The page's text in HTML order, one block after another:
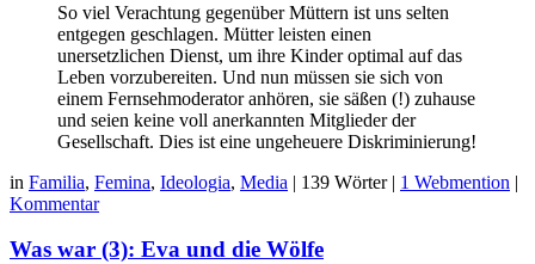
So viel Verachtung gegenüber Müttern ist uns selten
entgegen geschlagen. Mütter leisten einen
unersetzlichen Dienst, um ihre Kinder optimal auf das
Leben vorzubereiten. Und nun müssen sie sich von
einem Fernsehmoderator anhören, sie säßen (!) zuhause
und seien keine voll anerkannten Mitglieder der
Gesellschaft. Dies ist eine ungeheuere Diskriminierung!
in Familia, Femina, Ideologia, Media | 139 Wörter | 1 Webmention |
Kommentar
Was war (3): Eva und die Wölfe